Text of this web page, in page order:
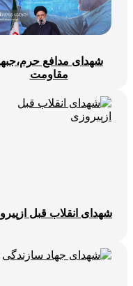
شهدای مدافع
مقاومت
شهدای انقلاب قبل